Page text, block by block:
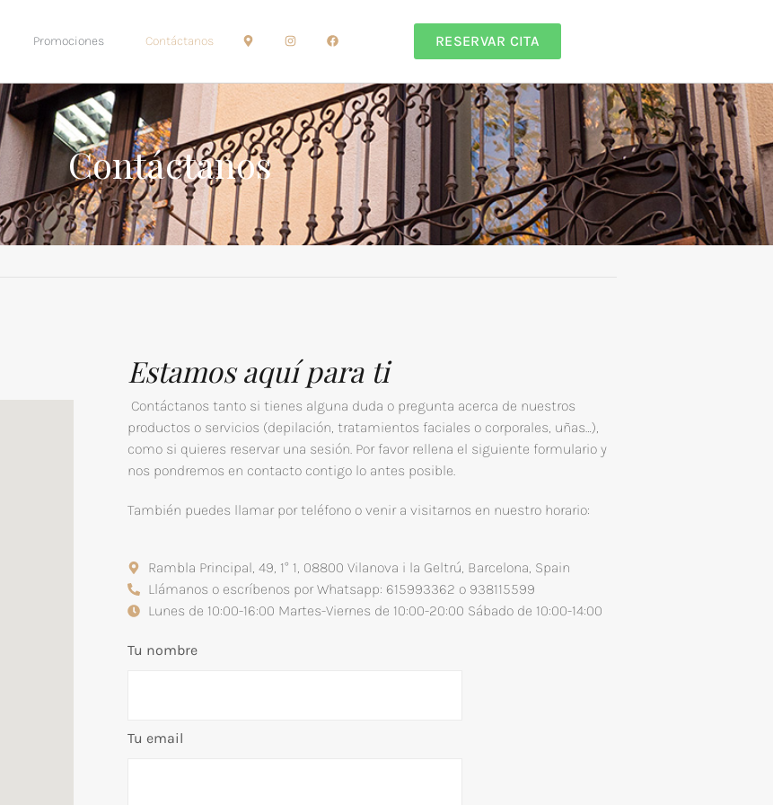
Promociones Contáctanos RESERVAR CITA
Contáctanos
Estamos aquí para ti
Contáctanos tanto si tienes alguna duda o pregunta acerca de nuestros
productos o servicios (depilación, tratamientos faciales o corporales, uñas…),
como si quieres reservar una sesión. Por favor rellena el siguiente formulario y
nos pondremos en contacto contigo lo antes posible.
También puedes llamar por teléfono o venir a visitarnos en nuestro horario:
Rambla Principal, 49, 1° 1, 08800 Vilanova i la Geltrú, Barcelona, Spain
Llámanos o escríbenos por Whatsapp: 615993362 o 938115599
Lunes de 10:00-16:00 Martes-Viernes de 10:00-20:00 Sábado de 10:00-14:00​
Tu nombre
Tu email